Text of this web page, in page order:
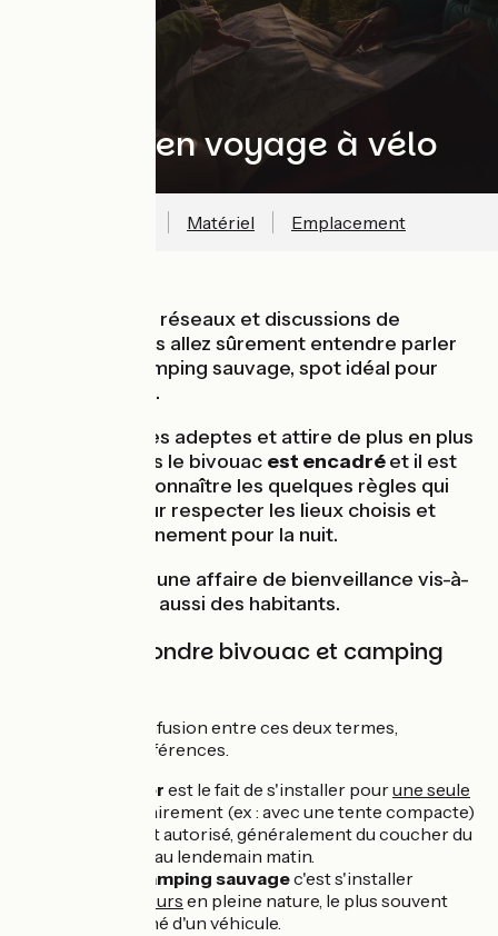
Bivouac en voyage à vélo
Matériel Emplacement
Sur les forums, réseaux et discussions de
voyageurs vous allez sûrement entendre parler
de bivouac, camping sauvage, spot idéal pour
passer la nuit, ...
Le bivouac a ses adeptes et attire de plus en plus
de monde. Mais le bivouac est encadréet il est
important de connaître les quelques règles qui
l'entourent pour respecter les lieux choisis et
s'installer sereinement pour la nuit.
Le bivouac est une affaire de bienveillance vis-à-
vis des lieux et aussi des habitants.
Ne pas confondre bivouac et camping
Il y a souvent confusion entre ces deux termes,
rappelons les différences.
Bivouaquer est le fait de s'installer pourune seule
sommairement (ex : avec une tente compacte)
à un endroit autorisé, généralement du coucher du
soleil jusqu'au lendemain matin.
Faire du camping sauvagec'est s'installer
plusieurs jours en pleine nature, le plus souvent
accompagné d'un véhicule.